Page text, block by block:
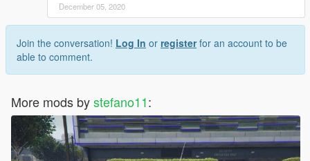
December 05, 2020
Join the conversation! Log In or registerfor an account to be
able to comment.
More mods bystefano11: